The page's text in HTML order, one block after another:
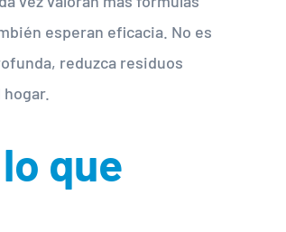
esperan eficacia. No es
reduzca residuos
que